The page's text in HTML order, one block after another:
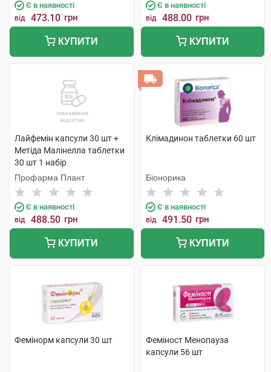
Є в наявності
від 473.10 грн
КУПИТИ
Є в наявності
від 488.00 грн
КУПИТИ
Лайфемін капсули 30 шт +
Метіда Малінелла таблетки
30 шт 1 набір
Профарма Плант
Є в наявності
від 488.50 грн
КУПИТИ
Клімадинон таблетки 60 шт
Біонорика
Є в наявності
від 491.50 грн
КУПИТИ
Фемінорм капсули 30 шт
Феміност Менопауза
капсули 56 шт